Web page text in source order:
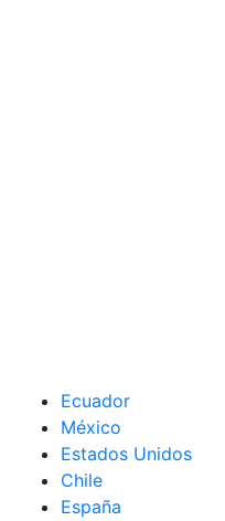
Ecuador
México
Estados Unidos
Chile
España